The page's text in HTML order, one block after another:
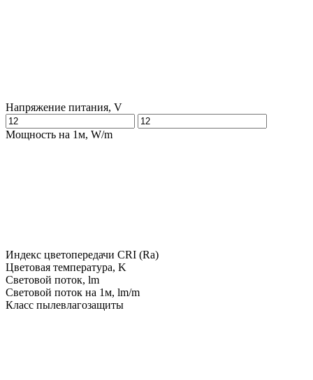
Напряжение питания, V
Мощность на 1м, W/m
Индекс цветопередачи CRI (Ra)
Цветовая температура, K
Световой поток, lm
Световой поток на 1м, lm/m
Класс пылевлагозащиты